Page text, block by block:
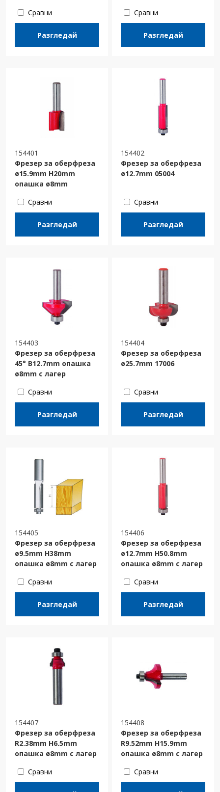
Сравни
Разгледай
Сравни
Разгледай
154401
Фрезер за оберфреза
ø15.9mm H20mm
опашка ø8mm
Сравни
Разгледай
154402
Фрезер за оберфреза
ø12.7mm 05004
Сравни
Разгледай
154403
Фрезер за оберфреза
45° B12.7mm опашка
ø8mm с лагер
Сравни
Разгледай
154404
Фрезер за оберфреза
ø25.7mm 17006
Сравни
Разгледай
154405
Фрезер за оберфреза
ø9.5mm H38mm
опашка ø8mm с лагер
Сравни
Разгледай
154406
Фрезер за оберфреза
ø12.7mm H50.8mm
опашка ø8mm с лагер
Сравни
Разгледай
154407
Фрезер за оберфреза
R2.38mm H6.5mm
опашка ø8mm с лагер
Сравни
154408
Фрезер за оберфреза
R9.52mm H15.9mm
опашка ø8mm с лагер
Сравни